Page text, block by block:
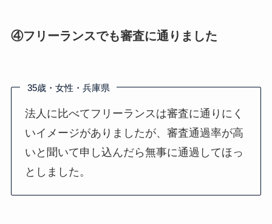
④フリーランスでも審査に通りました
35歳・女性・兵庫県
法人に比べてフリーランスは審査に通りにく
いイメージがありましたが、審査通過率が高
いと聞いて申し込んだら無事に通過してほっ
としました。